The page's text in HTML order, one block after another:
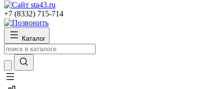
+7 (8332) 715-714
Каталог